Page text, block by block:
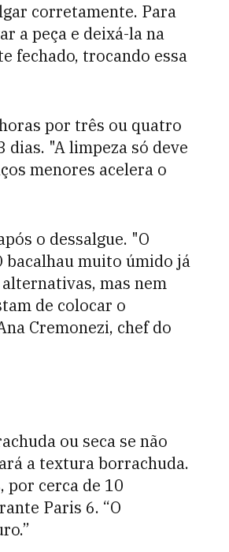
corretamente. Para
a peça e deixá-la na
fechado, trocando essa
por três ou quatro
dias. "A limpeza só deve
menores acelera o
o dessalgue. "O
bacalhau muito úmido já
mas nem
de colocar o
Cremonezi, chef do
ou seca se não
a textura borrachuda.
por cerca de 10
Paris 6. “O